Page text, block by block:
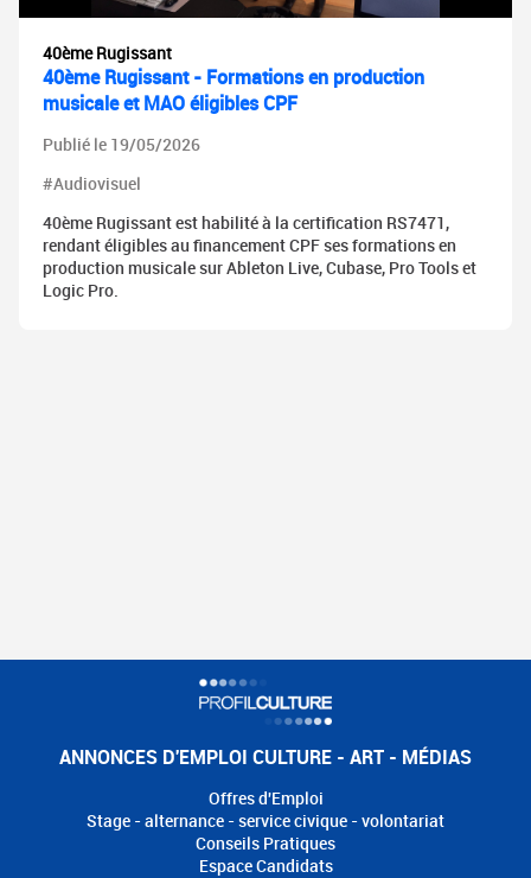
40ème Rugissant
40ème Rugissant - Formations en production
musicale et MAO éligibles CPF
Publié le 19/05/2026
#Audiovisuel
40ème Rugissant est habilité à la certification RS7471,
rendant éligibles au financement CPF ses formations en
production musicale sur Ableton Live, Cubase, Pro Tools et
Logic Pro.
ANNONCES D'EMPLOI CULTURE - ART - MÉDIAS
Offres d'Emploi
Stage - alternance - service civique - volontariat
Conseils Pratiques
Espace Candidats